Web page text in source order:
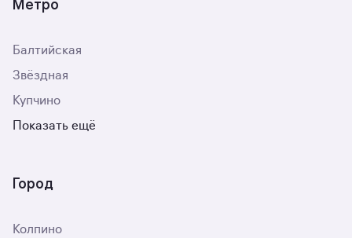
Метро
Балтийская
Звёздная
Купчино
Показать ещё
Город
Колпино